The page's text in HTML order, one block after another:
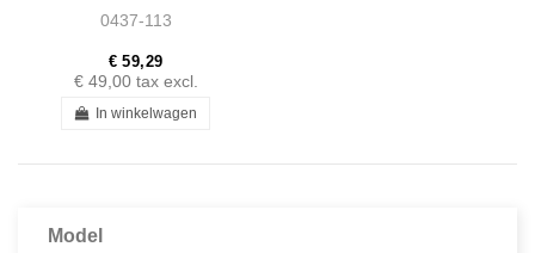
0437-113
€ 59,29
€ 49,00 tax excl.
In winkelwagen
Model